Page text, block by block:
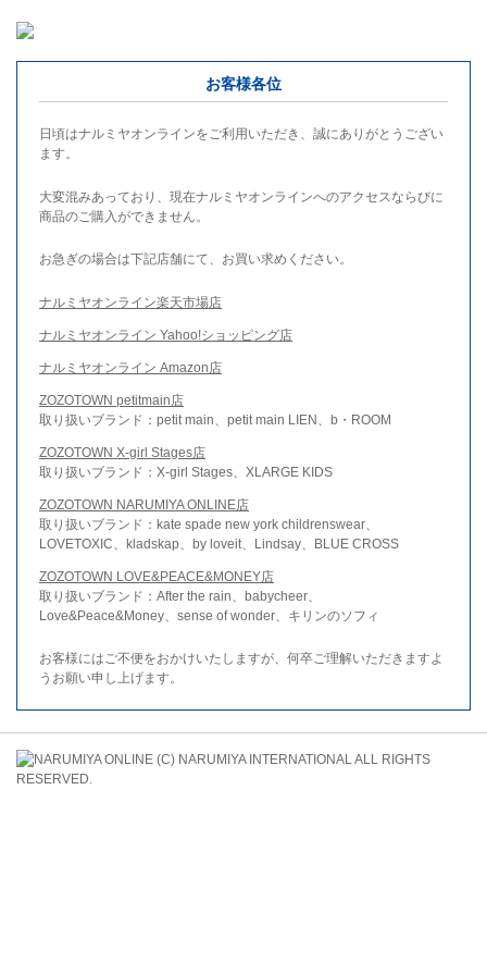
お客様各位
日頃はナルミヤオンラインをご利用いただき、誠にありがとうござい
ます。
大変混みあっており、現在ナルミヤオンラインへのアクセスならびに
商品のご購入ができません。
お急ぎの場合は下記店舗にて、お買い求めください。
ナルミヤオンライン楽天市場店
ナルミヤオンライン Yahoo!ショッピング店
ナルミヤオンライン Amazon店
ZOZOTOWN petitmain店
取り扱いブランド：petit main、petit main LIEN、b・ROOM
ZOZOTOWN X-girl Stages店
取り扱いブランド：X-girl Stages、XLARGE KIDS
ZOZOTOWN NARUMIYA ONLINE店
取り扱いブランド：kate spade new york childrenswear、
LOVETOXIC、kladskap、by loveit、Lindsay、BLUE CROSS
ZOZOTOWN LOVE&PEACE&MONEY店
取り扱いブランド：After the rain、babycheer、
Love&Peace&Money、sense of wonder、キリンのソフィ
お客様にはご不便をおかけいたしますが、何卒ご理解いただきますよ
うお願い申し上げます。